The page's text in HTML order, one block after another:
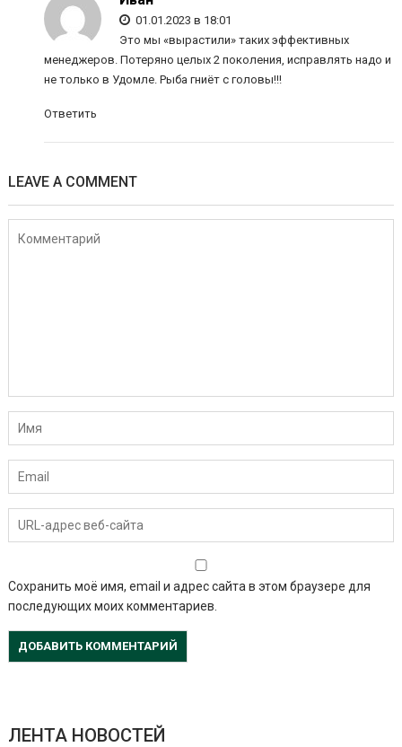
01.01.2023 в 18:01
Это мы «вырастили» таких эффективных
менеджеров. Потеряно целых 2 поколения, исправлять надо и
не только в Удомле. Рыба гниёт с головы!!!
Ответить
LEAVE A COMMENT
Сохранить моё имя, email и адрес сайта в этом браузере для
последующих моих комментариев.
ЛЕНТА НОВОСТЕЙ